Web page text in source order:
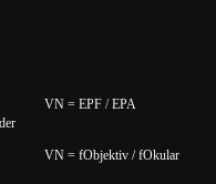
VN = EPF / EPA
VN = fObjektiv / fOkular